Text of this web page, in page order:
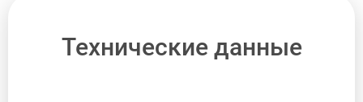
Технические данные